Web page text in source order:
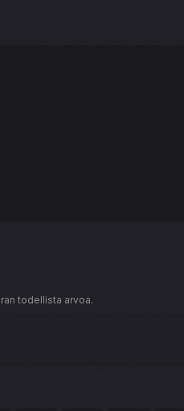
todellista arvoa.